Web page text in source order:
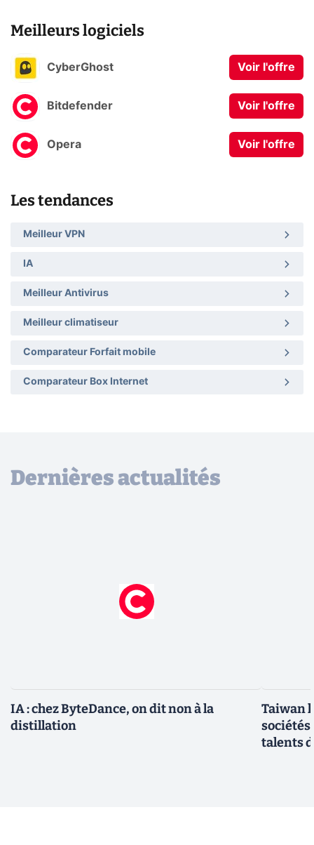
Meilleurs logiciels
CyberGhost Voir l'offre
Bitdefender Voir l'offre
Opera Voir l'offre
Les tendances
Meilleur VPN
IA
Meilleur Antivirus
Meilleur climatiseur
Comparateur Forfait mobile
Comparateur Box Internet
Dernières actualités
IA : chez ByteDance, on dit non à la
distillation
Taiwan
sociétés
talents